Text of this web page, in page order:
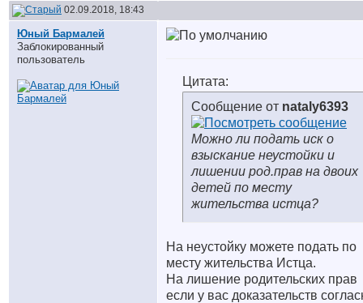
02.09.2018, 18:43
Юный Бармалей
Заблокированный
пользователь
Цитата:
Сообщение от nataly6393
Можно ли подать иск о
взыскание неустойки и
лишении род.прав на двоих
детей по месту
жительства истца?
На неустойку можете подать по
месту жительства Истца.
На лишение родительских прав
если у вас доказательств